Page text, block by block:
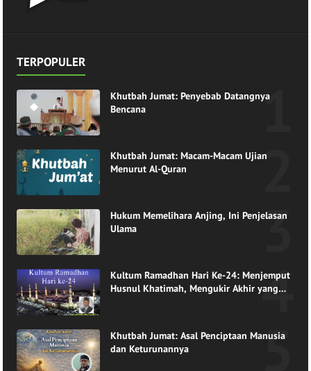
TERPOPULER
Khutbah Jumat: Penyebab Datangnya
Bencana
Khutbah Jumat: Macam-Macam Ujian
Menurut Al-Quran
Hukum Memelihara Anjing, Ini Penjelasan
Ulama
Kultum Ramadhan Hari Ke-24: Menjemput
Husnul Khatimah, Mengukir Akhir yang
Khutbah Jumat: Asal Penciptaan Manusia
dan Keturunannya